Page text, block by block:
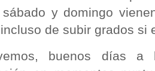
y domingo
de subir grados si
buenos días